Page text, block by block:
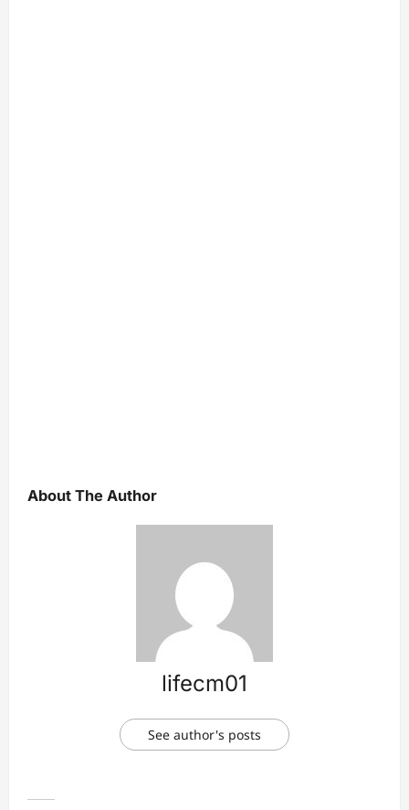
About The Author
lifecm01
See author's posts